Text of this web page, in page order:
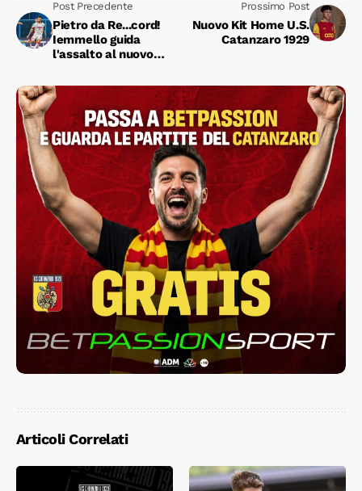
Post Precedente
Pietro da Re...cord!
Iemmello guida
l'assalto al nuovo
Prossimo Post
Nuovo Kit Home U.S.
Catanzaro 1929
Articoli Correlati